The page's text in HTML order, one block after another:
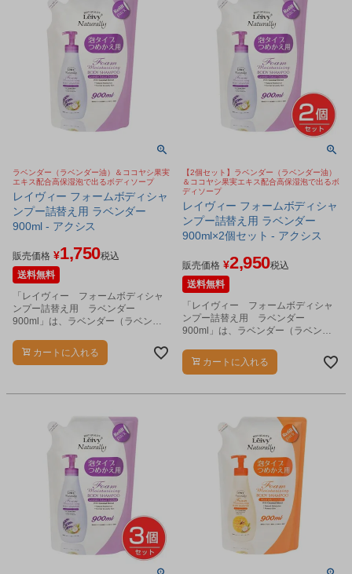
ラベンダー（ラベンダー油）＆ココヤシ果実
エキス配合高保湿泡で出るボディソープ
レイヴィー フォームボディシャ
ンプー詰替え用 ラベンダー
900ml - アクシス
販売価格 ¥1,750税込
送料無料
「レイヴィー フォームボディシャ
ンプー詰替え用 ラベンダー
900ml」は、ラベンダー（ラベンダ
保湿泡で出るボディソープです。
カートに入れる
【2個セット】ラベンダー（ラベンダー油）
＆ココヤシ果実エキス配合高保湿泡で出るボ
ディソープ
レイヴィー フォームボディシャ
ンプー詰替え用 ラベンダー
900ml×2個セット - アクシス
販売価格 ¥2,950税込
送料無料
「レイヴィー フォームボディシャ
ンプー詰替え用 ラベンダー
900ml」は、ラベンダー（ラベンダ
保湿泡で出るボディソープです。
カートに入れる